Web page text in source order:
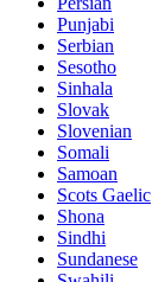
Punjabi
Serbian
Sesotho
Sinhala
Slovak
Slovenian
Somali
Samoan
Scots Gaelic
Shona
Sindhi
Sundanese